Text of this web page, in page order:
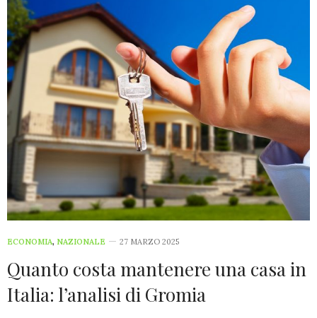
ECONOMIA, NAZIONALE 27 MARZO 2025
Quanto costa mantenere una casa in
Italia: l’analisi di Gromia